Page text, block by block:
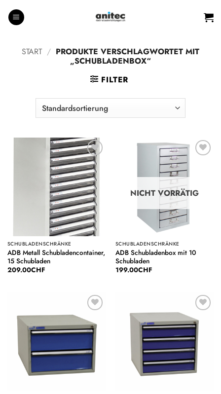
Inhalt
START / PRODUKTE VERSCHLAGWORTET MIT
„SCHUBLADENBOX“
FILTER
Auf die
Wunschliste
SCHUBLADENSCHRÄNKE
ADB Metall Schubladencontainer,
15 Schubladen
209.00CHF
Auf die
Wunschliste
NICHT VORRÄTIG
SCHUBLADENSCHRÄNKE
ADB Schubladenbox mit 10
Schubladen
199.00CHF
Auf die
Wunschliste
Auf die
Wunschliste